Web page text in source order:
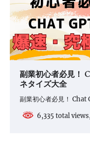
副業初心者必見！
ネタイズ大全
副業初心者必見！ Chat
6,335 total